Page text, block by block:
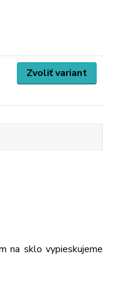
Zvoliť variant
na sklo vypieskujeme